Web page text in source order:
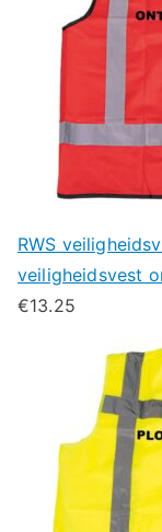
RWS
veiligheidsvest
€13.25